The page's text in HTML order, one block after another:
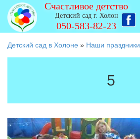
Счастливое детство
Детский сад г. Холон
050-583-82-23
Детский сад в Холоне » Наши праздники
5